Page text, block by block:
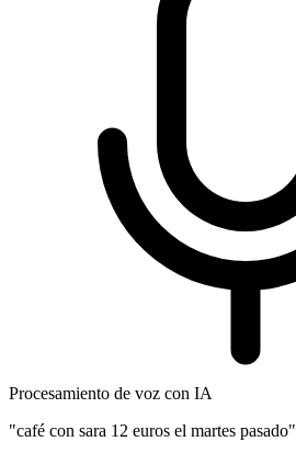
Procesamiento de voz con IA
"café con sara 12 euros el martes pasado"